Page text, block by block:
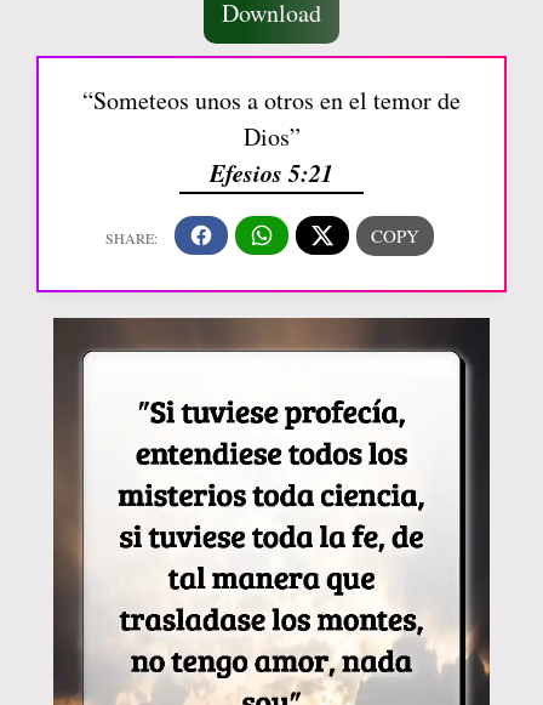
Download
“Someteos unos a otros en el temor de
Dios”
Efesios 5:21